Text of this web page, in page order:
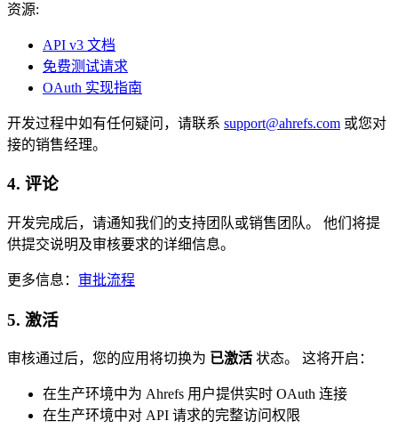
资源:
API v3 文档
免费测试请求
OAuth 实现指南
开发过程中如有任何疑问，请联系 support@ahrefs.com 或您对
接的销售经理。
4. 评论
开发完成后，请通知我们的支持团队或销售团队。 他们将提
供提交说明及审核要求的详细信息。
更多信息： 审批流程
5. 激活
审核通过后，您的应用将切换为 已激活 状态。 这将开启：
在生产环境中为 Ahrefs 用户提供实时 OAuth 连接
在生产环境中对 API 请求的完整访问权限